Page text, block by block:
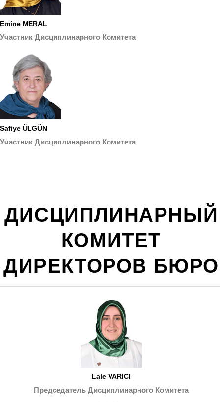
Emine MERAL
Участник Дисциплинарного Комитета
Safiye ÜLGÜN
Участник Дисциплинарного Комитета
ДИСЦИПЛИНАРНЫЙ
КОМИТЕТ
ДИРЕКТОРОВ БЮРО
Lale VARICI
Председатель Дисциплинарного Комитета